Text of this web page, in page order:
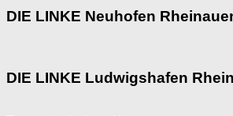
DIE LINKE Neuhofen
DIE LINKE Ludwigshafen